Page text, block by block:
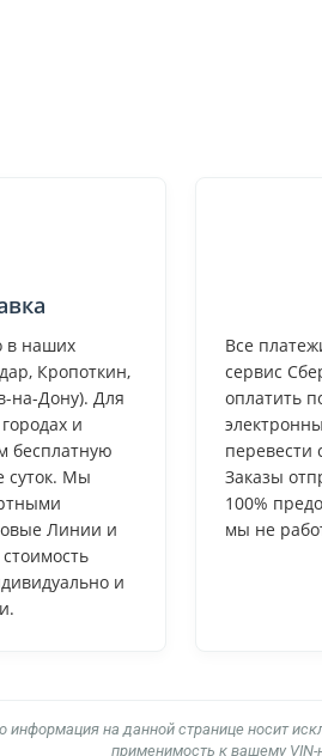
в наших
Кропоткин,
на-Дону). Для
и
бесплатную
суток. Мы
Линии и
и
Все
сервис
оплатить
перевести
Заказы
100%
мы не
на данной странице носит
применимость к вашему VIN-